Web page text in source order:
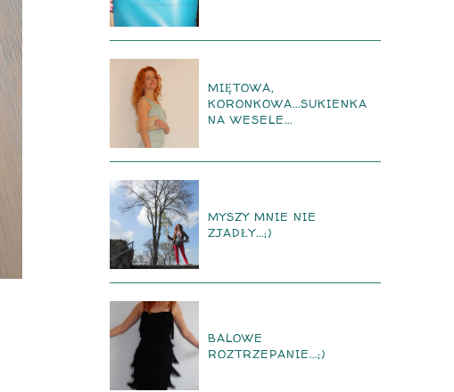
MIĘTOWA,
KORONKOWA...SUKIENKA
NA WESELE...
MYSZY MNIE NIE
ZJADŁY...;)
BALOWE
ROZTRZEPANIE...;)